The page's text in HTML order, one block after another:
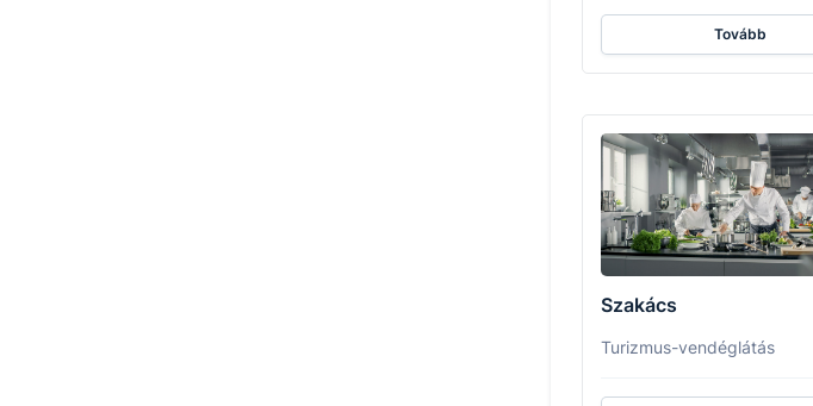
Tovább
Szakács
Turizmus-vendéglátás